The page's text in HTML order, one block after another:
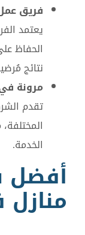
فريق
يعتمد
الحفاظ
نتائج مُرضية
مرونة
تقدم
الخدمة.
أفضل